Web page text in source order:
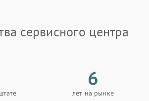
сервисного центра
6
лет на рынке